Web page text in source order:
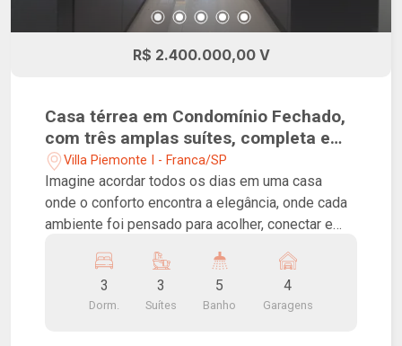
R$ 2.400.000,00 V
Casa térrea em Condomínio Fechado,
com três amplas suítes, completa em
armários
Villa Piemonte I - Franca/SP
Imagine acordar todos os dias em uma casa
onde o conforto encontra a elegância, onde cada
ambiente foi pensado para acolher, conectar e
construção encanta logo no primeiro olhar. Seus
ambientes amplos e integrados criam uma
atmosfera leve e sofisticada, perfeita para reunir
3
Dorm.
3
Suítes
5
Banho
4
Garagens